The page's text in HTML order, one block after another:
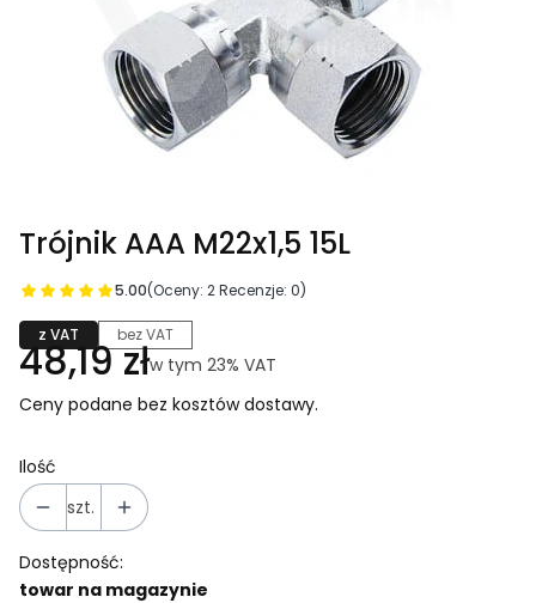
Trójnik AAA M22x1,5 15L
5.00(Oceny: 2 Recenzje: 0)
z VAT bez VAT
Cena
48,19 złw tym 23% VAT
w tym 23% VAT
Ceny podane bez kosztów dostawy.
Ilość
szt.
Dostępność:
towar na magazynie